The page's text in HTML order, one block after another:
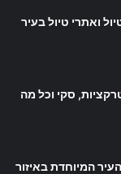
ואתרי טיול בעיר
סקי וכל מה
המיוחדת באיזור